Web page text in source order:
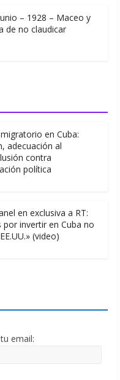
– 1928 – Maceo y
de no claudicar
en Cuba:
adecuación al
contra
política
en exclusiva a RT:
por invertir en Cuba no
(video)
email: